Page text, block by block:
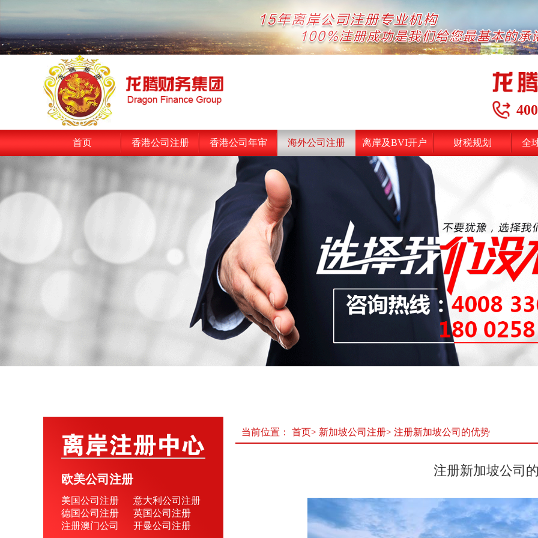
首页 香港公司注册 香港公司年审 海外公司注册 离岸及BVI开户 财税规划 全
欧美公司注册
美国公司注册
意大利公司注册
德国公司注册
英国公司注册
注册澳门公司
开曼公司注册
当前位置： 首页> 新加坡公司注册> 注册新加坡公司的优势
注册新加坡公司